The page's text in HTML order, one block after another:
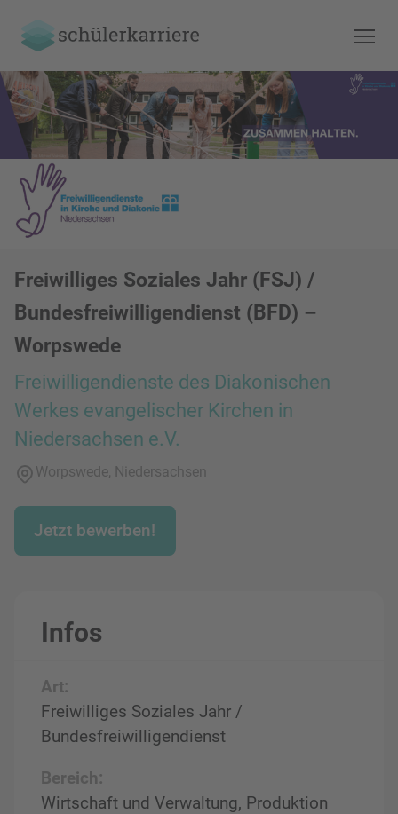
Freiwilliges Soziales Jahr (FSJ) /
Bundesfreiwilligendienst (BFD) –
Worpswede
Freiwilligendienste des Diakonischen
Werkes evangelischer Kirchen in
Niedersachsen e.V.
Worpswede, Niedersachsen
Jetzt bewerben!
Infos
Art:
Freiwilliges Soziales Jahr /
Bundesfreiwilligendienst
Bereich:
Wirtschaft und Verwaltung, Produktion